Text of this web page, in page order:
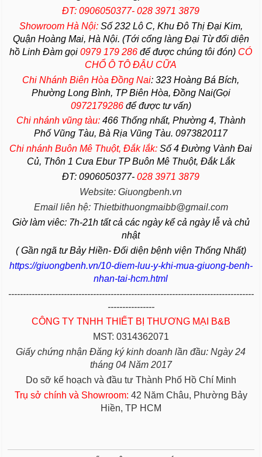
ĐT: 0906050377- 028 3971 3879
Showroom Hà Nội:Số 232 Lô C, Khu Đô Thị Đại Kim,
Quận Hoàng Mai, Hà Nội. (Tới cổng làng Đại Từ đối diện
hồ Linh Đàm gọi0979 179 286 để được chúng tôi đón) CÓ
CHỔ Ô TÔ ĐẬU CỮA
Chi Nhánh Biên Hòa Đồng Nai: 323 Hoàng Bá Bích,
Phường Long Bình, TP Biên Hòa, Đồng Nai(Gọi
0972179286để được tư vấn)
Chi nhánh vũng tàu:466 Thống nhất, Phường4, Thành
Phố Vũng Tàu, Bà Rịa Vũng Tàu. 0973820117
Chi nhánh Buôn Mê Thuột, Đắk lắk:Số 4 Đường Vành Đai
Củ, Thôn 1 Cưa Ebur TP Buôn Mê Thuột, Đắk Lắk
ĐT: 0906050377-028 3971 3879
Website: Giuongbenh.vn
Email liên hệ: Thietbithuongmaibb@gmail.com
Giờ làm viêc: 7h-21h tất cả các ngày kể cả ngày lễ và chủ
nhật
( Gần ngã tư Bảy Hiền- Đối diện bệnh viện Thống Nhất)
https://giuongbenh.vn/10-diem-luu-y-khi-mua-giuong-benh-
nhan-tai-hcm.html
------------------------------------------------------------------------------------
----------------
CÔNG TY TNHH THIẾT BỊ THƯƠNG MẠI B&B
MST: 0314362071
Giấy chứng nhận Đăng ký kinh doanh lần đầu: Ngày 24
tháng 04 Năm 2017
Do sỡ kế hoạch và đầu tư Thành Phố Hồ Chí Minh
Trụ sở chính và Showroom: 42 Năm Châu, Phường Bảy
Hiền, TP HCM